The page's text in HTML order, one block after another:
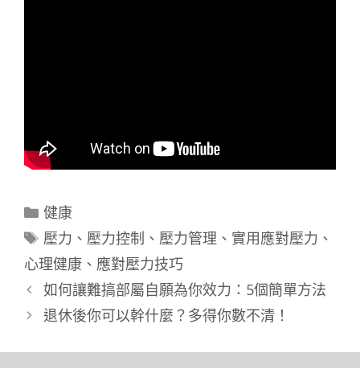
分
類
健康
標
籤
壓力 、 壓力控制 、 壓力管理 、 實用應對壓力 、
心理健康 、 應對壓力技巧
如何讓難搞部屬自願為你效力：5個簡單方法
退休後你可以幹什麼？多得你數不清！